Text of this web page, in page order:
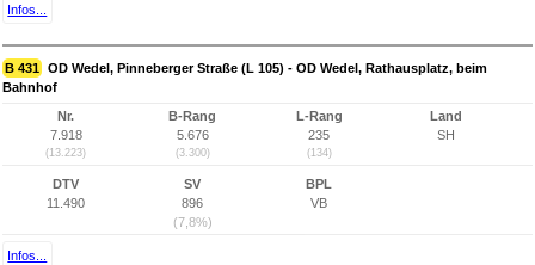
Infos...
B 431 OD Wedel, Pinneberger Straße (L 105) - OD Wedel, Rathausplatz, beim
Bahnhof
Nr.
7.918
(13.223)
B-Rang
5.676
(3.300)
L-Rang
235
(134)
Land
SH
DTV
11.490
SV
896
(7,8%)
BPL
VB
Infos...